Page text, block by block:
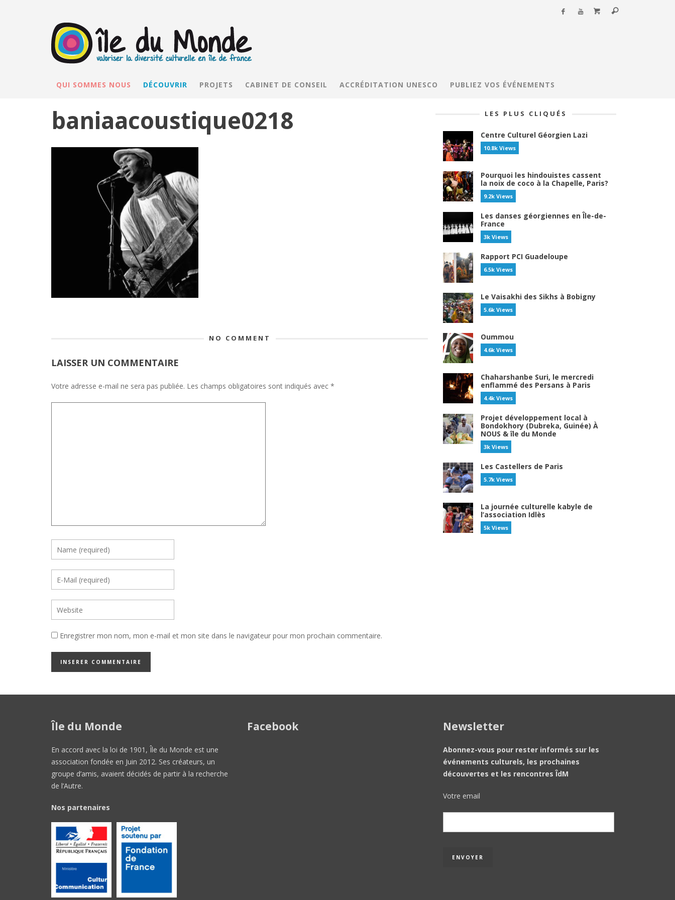
QUI SOMMES NOUS DÉCOUVRIR PROJETS CABINET DE CONSEIL ACCRÉDITATION UNESCO PUBLIEZ VOS ÉVÉNEMENTS
baniaacoustique0218
NO COMMENT
LAISSER UN COMMENTAIRE
Votre adresse e-mail ne sera pas publiée. Les champs obligatoires sont indiqués avec *
Enregistrer mon nom, mon e-mail et mon site dans le navigateur pour mon prochain commentaire.
LES PLUS CLIQUÉS
Centre Culturel Géorgien Lazi
10.8k Views
Pourquoi les hindouistes cassent
la noix de coco à la Chapelle, Paris?
9.2k Views
Les danses géorgiennes en Île-de-
France
3k Views
Rapport PCI Guadeloupe
6.5k Views
Le Vaisakhi des Sikhs à Bobigny
5.6k Views
Oummou
4.6k Views
Chaharshanbe Suri, le mercredi
enflammé des Persans à Paris
4.4k Views
Projet développement local à
Bondokhory (Dubreka, Guinée) À
NOUS & île du Monde
3k Views
Les Castellers de Paris
5.7k Views
La journée culturelle kabyle de
l’association Idlès
5k Views
Île du Monde
En accord avec la loi de 1901, Île du Monde est une
association fondée en Juin 2012. Ses créateurs, un
groupe d’amis, avaient décidés de partir à la recherche
de l’Autre.
Nos partenaires
Facebook Newsletter
Abonnez-vous pour rester informés sur les
événements culturels, les prochaines
découvertes et les rencontres ÎdM
Votre email